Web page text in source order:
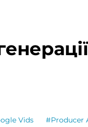
Vids #Producer